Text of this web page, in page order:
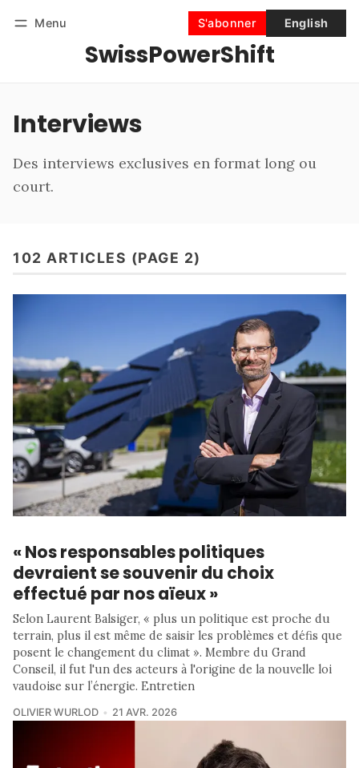
Menu
SwissPowerShift
S'abonner English
Se connecter S'abonner
Interviews
Des interviews exclusives en format long ou
court.
102 ARTICLES (PAGE 2)
« Nos responsables politiques
devraient se souvenir du choix
effectué par nos aïeux »
Selon Laurent Balsiger, « plus un politique est proche du
terrain, plus il est même de saisir les problèmes et défis que
posent le changement du climat ». Membre du Grand
Conseil, il fut l'un des acteurs à l'origine de la nouvelle loi
vaudoise sur l’énergie. Entretien
OLIVIER WURLOD 21 AVR. 2026